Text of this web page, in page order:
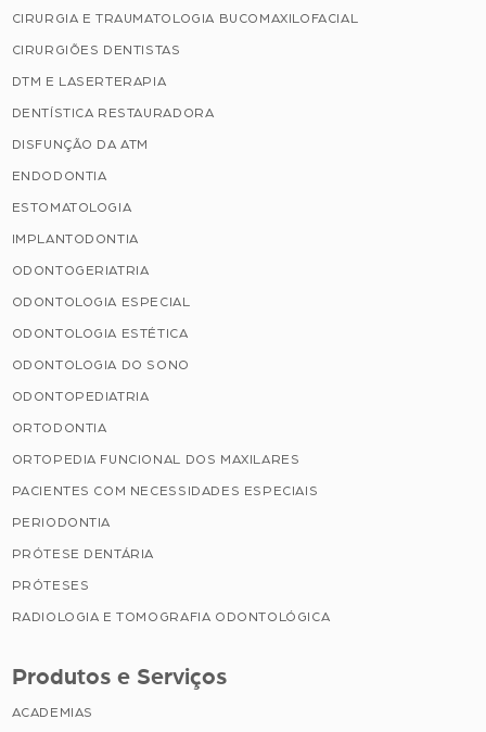
CIRURGIA E TRAUMATOLOGIA BUCOMAXILOFACIAL
CIRURGIÕES DENTISTAS
DTM E LASERTERAPIA
DENTÍSTICA RESTAURADORA
DISFUNÇÃO DA ATM
ENDODONTIA
ESTOMATOLOGIA
IMPLANTODONTIA
ODONTOGERIATRIA
ODONTOLOGIA ESPECIAL
ODONTOLOGIA ESTÉTICA
ODONTOLOGIA DO SONO
ODONTOPEDIATRIA
ORTODONTIA
ORTOPEDIA FUNCIONAL DOS MAXILARES
PACIENTES COM NECESSIDADES ESPECIAIS
PERIODONTIA
PRÓTESE DENTÁRIA
PRÓTESES
RADIOLOGIA E TOMOGRAFIA ODONTOLÓGICA
Produtos e Serviços
ACADEMIAS